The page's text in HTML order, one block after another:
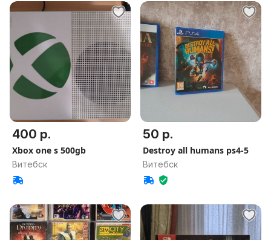
400 р.
Xbox one s 500gb
Витебск
50 р.
Destroy all humans ps4-5
Витебск